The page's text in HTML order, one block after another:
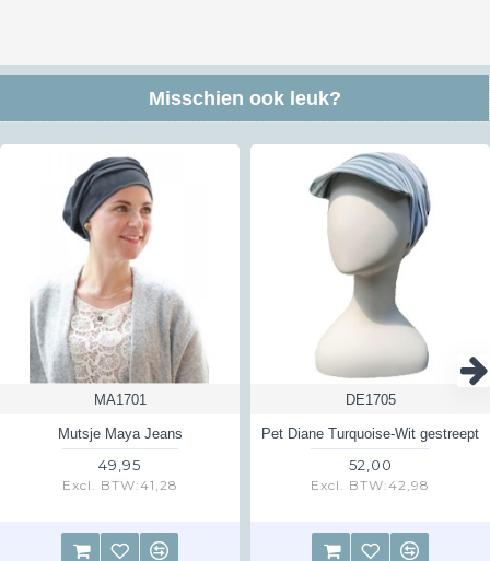
Je hebt in Nederland en België 30 dagen de tijd om de producten die
je niet wilt houden te retourneren. Om een retourzending te versturen
retour kan vaak gratis teruggestuurd via dat antwoordnummer maar
niet altijd; lees hierna hoe dat werkt. Een geheel gratis retour is
mogelijk voor zendingen met een verzendbewijs of track&trace code
verstuurd worden of voor doosjes. Hiervoor berekenen wij de helft aan
kosten aan je door. Verstuur je het via een brievenbus zonder
Track&Trace of verzendbewijs dan betalen wij de retourkosten wel
helemaal. Zo betalen wij voor iedere klant die een retour instuurt via
ons antwoordnummer het zelfde bedrag. Wil je dus een verzendbewijs
of Track&Trace als bewijsje dat je het verzonden hebt dan kost dat
vanuit Nederland € 3,50 en vanuit België € 4,50
Kijk voor meer informatie over retourneren
Misschien ook leuk?
MA1701
Mutsje Maya Jeans
49,95
Excl. BTW:41,28
DE1705
Pet Diane Turquoise-Wit gestreept
52,00
Excl. BTW:42,98